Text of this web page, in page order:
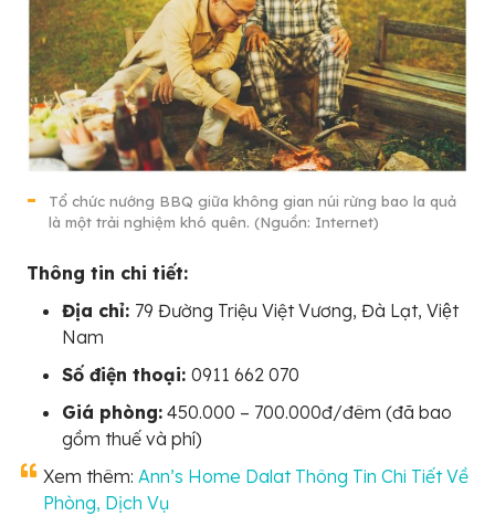
Tổ chức nướng BBQ giữa không gian núi rừng bao la quả
là một trải nghiệm khó quên. (Nguồn: Internet)
Thông tin chi tiết:
Địa chỉ: 79 Đường Triệu Việt Vương, Đà Lạt, Việt
Nam
Số điện thoại: 0911 662 070
Giá phòng: 450.000 – 700.000đ/đêm (đã bao
gồm thuế và phí)
Xem thêm: Ann’s Home Dalat Thông Tin Chi Tiết Về
Phòng, Dịch Vụ